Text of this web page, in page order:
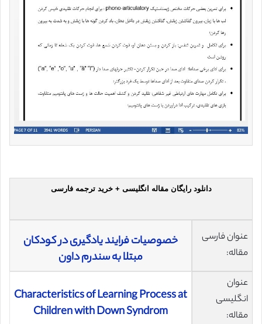
دانلود رایگان مقاله انگلیسی + خرید ترجمه فارسی
عنوان فارسی
مقاله:
خصوصیات فرایند یادگیری در کودکان
مبتلا به سندرم داون
عنوان
انگلیسی
مقاله:
Characteristics of Learning Process at
Children with Down Syndrom